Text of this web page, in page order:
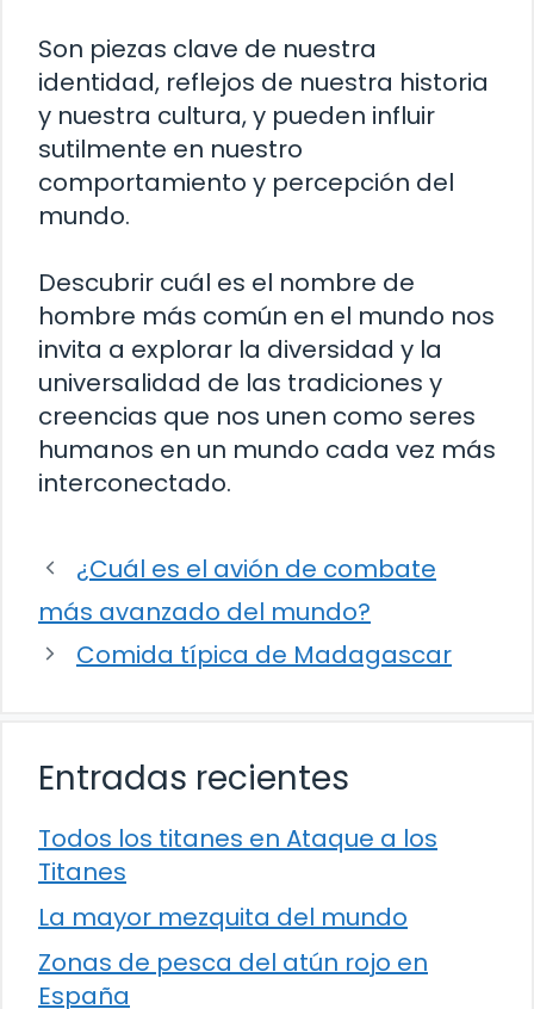
Son piezas clave de nuestra
identidad, reflejos de nuestra historia
y nuestra cultura, y pueden influir
sutilmente en nuestro
comportamiento y percepción del
mundo.
Descubrir cuál es el nombre de
hombre más común en el mundo nos
invita a explorar la diversidad y la
universalidad de las tradiciones y
creencias que nos unen como seres
humanos en un mundo cada vez más
interconectado.
¿Cuál es el avión de combate
más avanzado del mundo?
Comida típica de Madagascar
Entradas recientes
Todos los titanes en Ataque a los
Titanes
La mayor mezquita del mundo
Zonas de pesca del atún rojo en
España